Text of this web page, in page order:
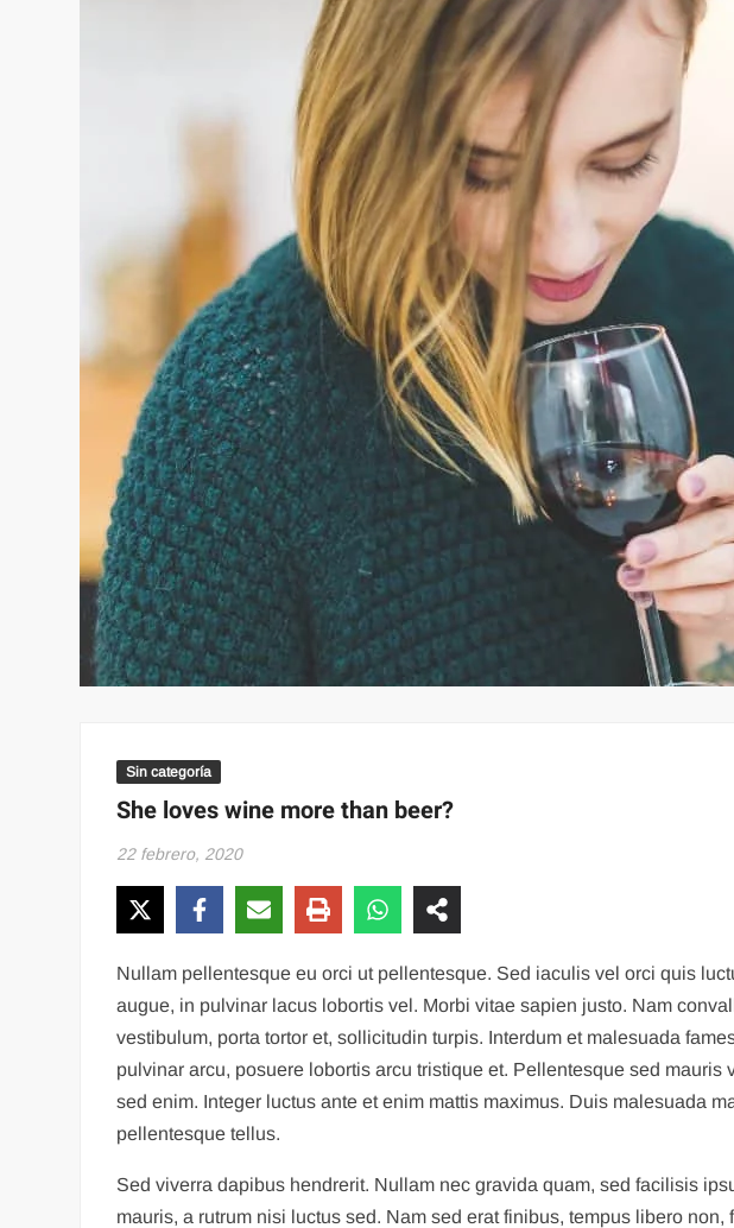
Sin categoría
She loves wine more than beer?
22 febrero, 2020
Nullam pellentesque eu orci ut pellentesque. Sed iaculis vel orci quis
augue, in pulvinar lacus lobortis vel. Morbi vitae sapien justo. Nam
vestibulum, porta tortor et, sollicitudin turpis. Interdum et malesuada
pulvinar arcu, posuere lobortis arcu tristique et. Pellentesque sed
sed enim. Integer luctus ante et enim mattis maximus. Duis malesuada
pellentesque tellus.
Sed viverra dapibus hendrerit. Nullam nec gravida quam, sed facilisis
mauris, a rutrum nisi luctus sed. Nam sed erat finibus, tempus libero